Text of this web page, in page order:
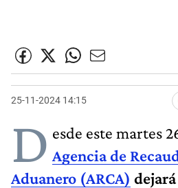
25-11-2024 14:15
D esde este martes
Agencia de
Aduanero (ARCA)